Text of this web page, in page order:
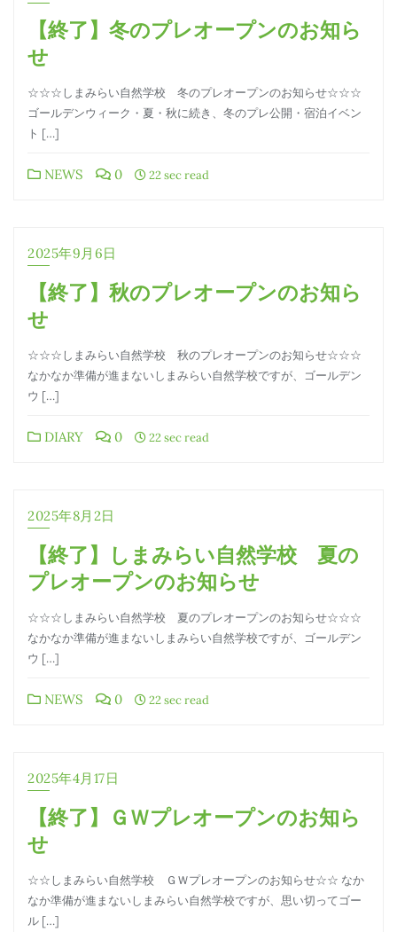
【終了】冬のプレオープンのお知ら
せ
☆☆☆しまみらい自然学校 冬のプレオープンのお知らせ☆☆☆
ゴールデンウィーク・夏・秋に続き、冬のプレ公開・宿泊イベン
ト […]
NEWS 0 22 sec read
2025年9月6日
【終了】秋のプレオープンのお知ら
せ
☆☆☆しまみらい自然学校 秋のプレオープンのお知らせ☆☆☆
なかなか準備が進まないしまみらい自然学校ですが、ゴールデン
ウ […]
DIARY 0 22 sec read
2025年8月2日
【終了】しまみらい自然学校 夏の
プレオープンのお知らせ
☆☆☆しまみらい自然学校 夏のプレオープンのお知らせ☆☆☆
なかなか準備が進まないしまみらい自然学校ですが、ゴールデン
ウ […]
NEWS 0 22 sec read
2025年4月17日
【終了】ＧＷプレオープンのお知ら
せ
☆☆しまみらい自然学校 ＧＷプレオープンのお知らせ☆☆ なか
なか準備が進まないしまみらい自然学校ですが、思い切ってゴー
ル […]